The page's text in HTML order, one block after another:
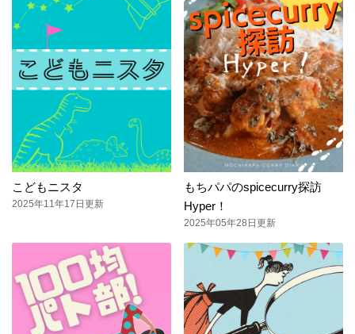
こどもニスタ
2025年11年17日更新
もちパパのspicecurry探訪
Hyper！
2025年05年28日更新